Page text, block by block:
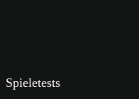
Spieletests